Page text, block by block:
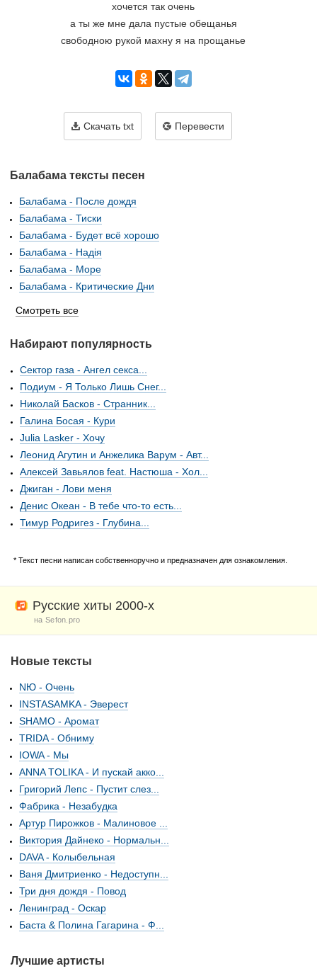
хочется так очень
а ты же мне дала пустые обещанья
свободною рукой махну я на прощанье
Скачать txt Перевести
Балабама тексты песен
Балабама - После дождя
Балабама - Тиски
Балабама - Будет всё хорошо
Балабама - Надiя
Балабама - Море
Балабама - Критические Дни
Смотреть все
Набирают популярность
Сектор газа - Ангел секса...
Подиум - Я Только Лишь Снег...
Николай Басков - Странник...
Галина Босая - Кури
Julia Lasker - Хочу
Леонид Агутин и Анжелика Варум - Авт...
Алексей Завьялов feat. Настюша - Хол...
Джиган - Лови меня
Денис Океан - В тебе что-то есть...
Тимур Родригез - Глубина...
* Текст песни написан собственноручно и предназначен для ознакомления.
Русские хиты 2000-х
на Sefon.pro
Новые тексты
NЮ - Очень
INSTASAMKA - Эверест
SHAMO - Аромат
TRIDA - Обниму
IOWA - Мы
ANNA TOLIKA - И пускай акко...
Григорий Лепс - Пустит слез...
Фабрика - Незабудка
Артур Пирожков - Малиновое ...
Виктория Дайнеко - Нормальн...
DAVA - Колыбельная
Ваня Дмитриенко - Недоступн...
Три дня дождя - Повод
Ленинград - Оскар
Баста & Полина Гагарина - Ф...
Лучшие артисты